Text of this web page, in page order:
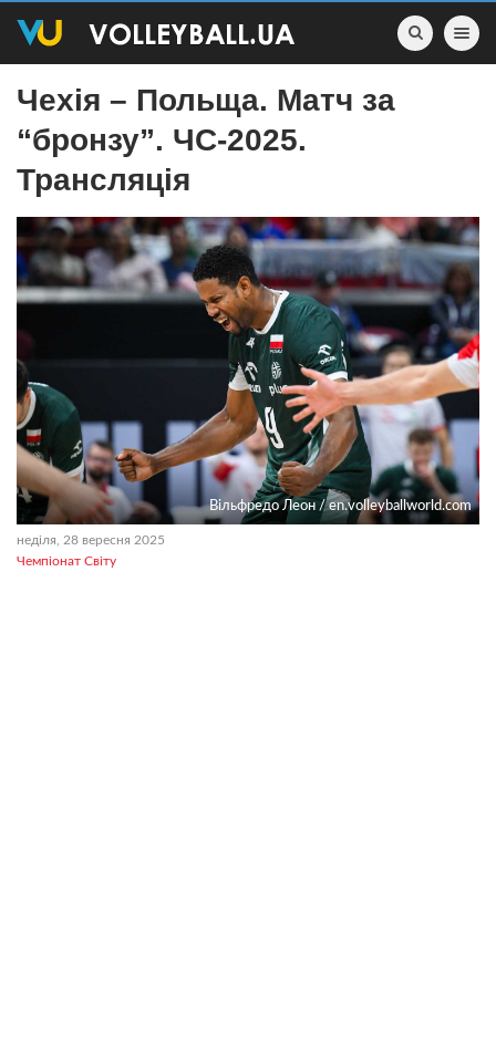
Toggle
Чехія – Польща. Матч за
“бронзу”. ЧС-2025.
Трансляція
Вільфредо Леон / en.volleyballworld.com
неділя, 28 вересня 2025
Чемпіонат Світу